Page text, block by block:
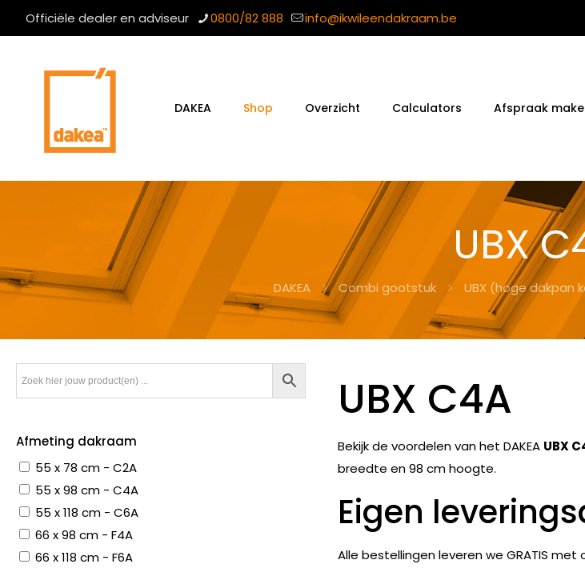
Officiële dealer en adviseur 0800/82 888 info@ikwileendakraam.be
DAKEA Shop Overzicht Calculators Afspraak
UBX
DAKEA Combi gootstuk UBX (hoge dakpan
UBX C4A
Bekijk de voordelen van het DAKEA UBX
breedte en 98 cm hoogte.
Eigen
Alle bestellingen leveren we GRATIS
Afmeting dakraam
55 x 78 cm - C2A
55 x 98 cm - C4A
55 x 118 cm - C6A
66 x 98 cm - F4A
66 x 118 cm - F6A